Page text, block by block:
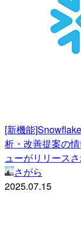
[新機能
析・改善提案の
ューがリリース
さがら
2025.07.15